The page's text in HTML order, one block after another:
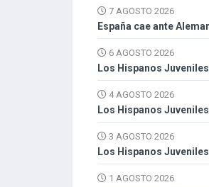
7 AGOSTO 2026
España cae ante
6 AGOSTO 2026
Los Hispanos
4 AGOSTO 2026
Los Hispanos
3 AGOSTO 2026
Los Hispanos
1 AGOSTO 2026